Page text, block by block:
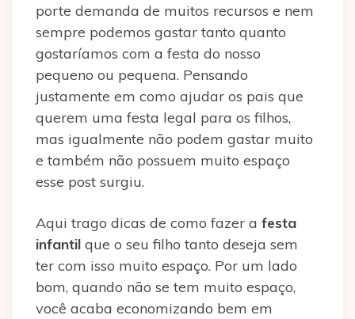
porte demanda de muitos recursos e nem
sempre podemos gastar tanto quanto
gostaríamos com a festa do nosso
pequeno ou pequena. Pensando
justamente em como ajudar os pais que
querem uma festa legal para os filhos,
mas igualmente não podem gastar muito
e também não possuem muito espaço
esse post surgiu.
Aqui trago dicas de como fazer a festa
infantil que o seu filho tanto deseja sem
ter com isso muito espaço. Por um lado
bom, quando não se tem muito espaço,
você acaba economizando bem em